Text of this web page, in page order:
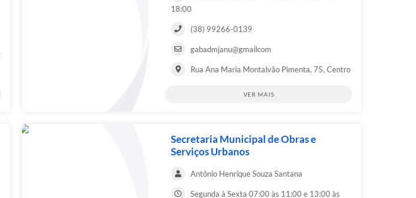
18:00
(38) 99266-0139
gabadmjanu@gmailcom
Rua Ana Maria Montalvão Pimenta, 75, Centro
VER MAIS
Secretaria Municipal de Obras e
Serviços Urbanos
Antônio Henrique Souza Santana
Segunda à Sexta 07:00 às 11:00 e 13:00 às